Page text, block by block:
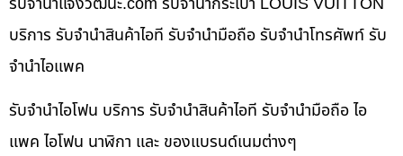
บริการ รับจำนำสินค้าไอที รับจำนำมือถือ รับจำนำโทรศัพท์ รับ
จำนำไอแพค
รับจำนำไอโฟน บริการ รับจำนำสินค้าไอที รับจำนำมือถือ ไอ
แพค ไอโฟน นาฬิกา และ ของแบรนด์เนมต่างๆ